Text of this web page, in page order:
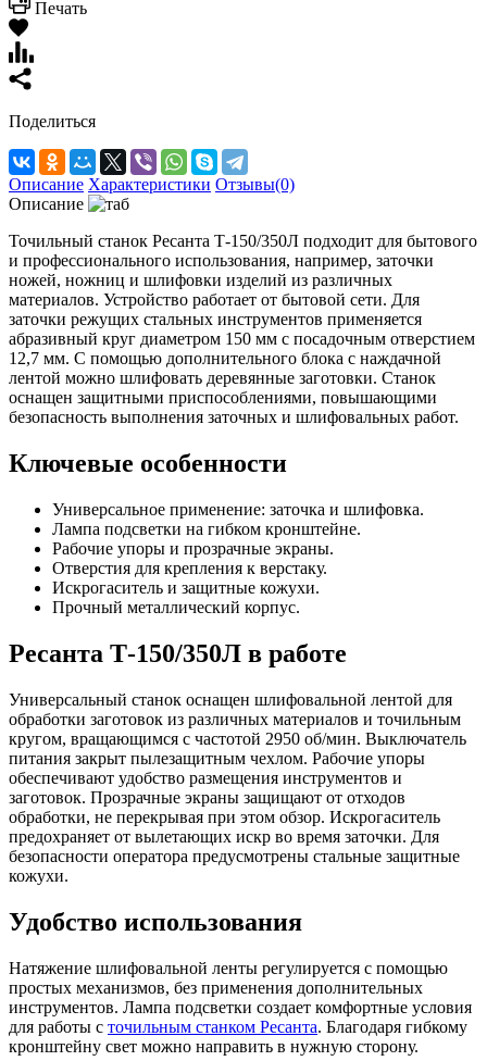
Печать
Поделиться
Описание Характеристики Отзывы(0)
Описание
Точильный станок Ресанта Т-150/350Л подходит для бытового
и профессионального использования, например, заточки
ножей, ножниц и шлифовки изделий из различных
материалов. Устройство работает от бытовой сети. Для
заточки режущих стальных инструментов применяется
абразивный круг диаметром 150 мм с посадочным отверстием
12,7 мм. С помощью дополнительного блока с наждачной
лентой можно шлифовать деревянные заготовки. Станок
оснащен защитными приспособлениями, повышающими
безопасность выполнения заточных и шлифовальных работ.
Ключевые особенности
Универсальное применение: заточка и шлифовка.
Лампа подсветки на гибком кронштейне.
Рабочие упоры и прозрачные экраны.
Отверстия для крепления к верстаку.
Искрогаситель и защитные кожухи.
Прочный металлический корпус.
Ресанта Т-150/350Л в работе
Универсальный станок оснащен шлифовальной лентой для
обработки заготовок из различных материалов и точильным
кругом, вращающимся с частотой 2950 об/мин. Выключатель
питания закрыт пылезащитным чехлом. Рабочие упоры
обеспечивают удобство размещения инструментов и
заготовок. Прозрачные экраны защищают от отходов
обработки, не перекрывая при этом обзор. Искрогаситель
предохраняет от вылетающих искр во время заточки. Для
безопасности оператора предусмотрены стальные защитные
кожухи.
Удобство использования
Натяжение шлифовальной ленты регулируется с помощью
простых механизмов, без применения дополнительных
инструментов. Лампа подсветки создает комфортные условия
для работы с точильным станком Ресанта. Благодаря гибкому
кронштейну свет можно направить в нужную сторону.